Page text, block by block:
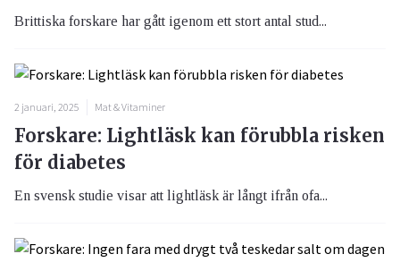
Brittiska forskare har gått igenom ett stort antal stud...
2 januari, 2025 Mat & Vitaminer
Forskare: Lightläsk kan förubbla risken
för diabetes
En svensk studie visar att lightläsk är långt ifrån ofa...